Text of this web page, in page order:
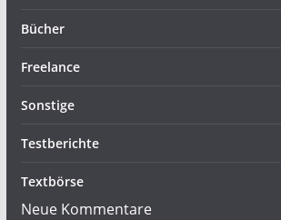
Bücher
Freelance
Sonstige
Testberichte
Textbörse
Neue Kommentare